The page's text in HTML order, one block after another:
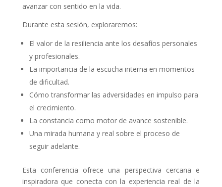
avanzar con sentido en la vida.
Durante esta sesión, exploraremos:
El valor de la resiliencia ante los desafíos personales
y profesionales.
La importancia de la escucha interna en momentos
de dificultad.
Cómo transformar las adversidades en impulso para
el crecimiento.
La constancia como motor de avance sostenible.
Una mirada humana y real sobre el proceso de
seguir adelante.
Esta conferencia ofrece una perspectiva cercana e
inspiradora que conecta con la experiencia real de la